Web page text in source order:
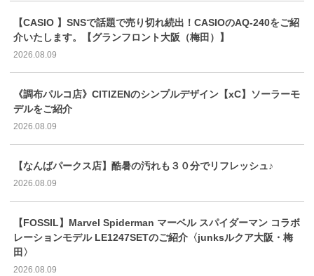
【CASIO 】SNSで話題で売り切れ続出！CASIOのAQ-240をご紹
介いたします。【グランフロント大阪（梅田）】
2026.08.09
《調布パルコ店》CITIZENのシンプルデザイン【xC】ソーラーモ
デルをご紹介
2026.08.09
【なんばパークス店】酷暑の汚れも３０分でリフレッシュ♪
2026.08.09
【FOSSIL】Marvel Spiderman マーベル スパイダーマン コラボ
レーションモデル LE1247SETのご紹介〈junksルクア大阪・梅
田〉
2026.08.09